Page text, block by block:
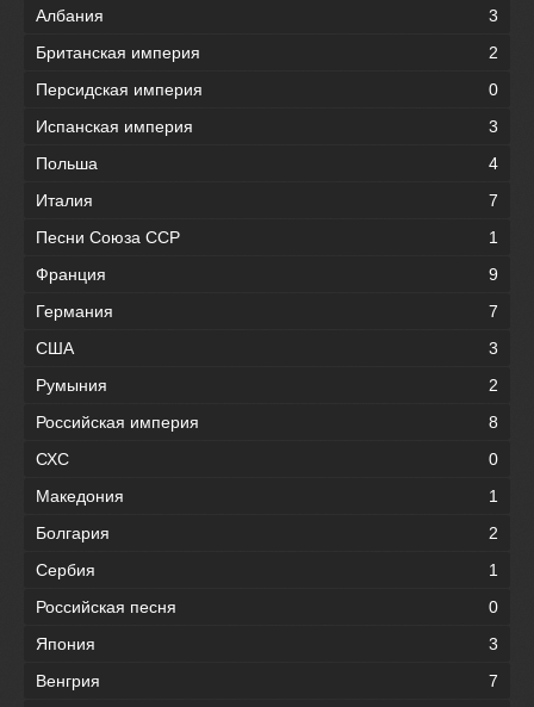
Албания
3
Британская империя
2
Персидская империя
0
Испанская империя
3
Польша
4
Италия
7
Песни Союза ССР
1
Франция
9
Германия
7
США
3
Румыния
2
Российская империя
8
СХС
0
Македония
1
Болгария
2
Сербия
1
Российская песня
0
Япония
3
Венгрия
7